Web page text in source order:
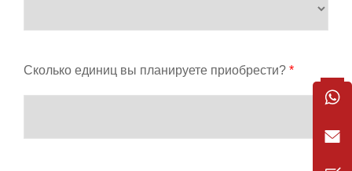
Сколько единиц вы планируете приобрести? *